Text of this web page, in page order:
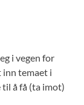
i vegen for
inn temaet i
til å få (ta imot)